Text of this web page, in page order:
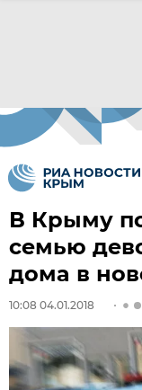
В Крыму
семью
дома в
10:08 04.01.2018